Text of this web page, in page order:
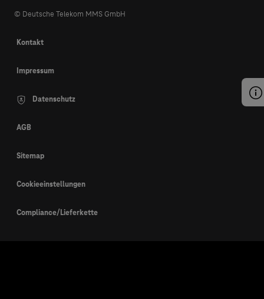
© Deutsche Telekom MMS GmbH
Kontakt
Impressum
Datenschutz
AGB
Sitemap
Cookieeinstellungen
Compliance/Lieferkette